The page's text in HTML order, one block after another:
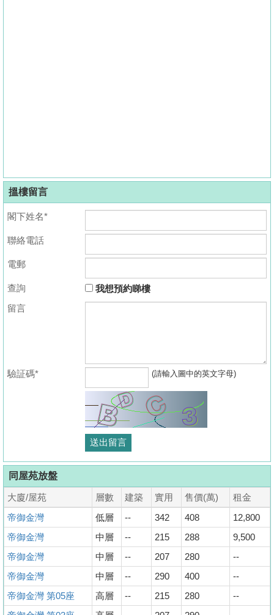
搵樓留言
閣下姓名*
聯絡電話
電郵
查詢
我想預約睇樓
留言
驗証碼* (請輸入圖中的英文字母)
同屋苑放盤
大廈/屋苑 層數 建築 實用 售價(萬)
租金
帝御金灣
低層 -- 342 408
12,800
帝御金灣
中層 -- 215 288
9,500
帝御金灣
中層 -- 207 280
--
帝御金灣
中層 -- 290 400
--
帝御金灣 第05座
高層 -- 215 280
--